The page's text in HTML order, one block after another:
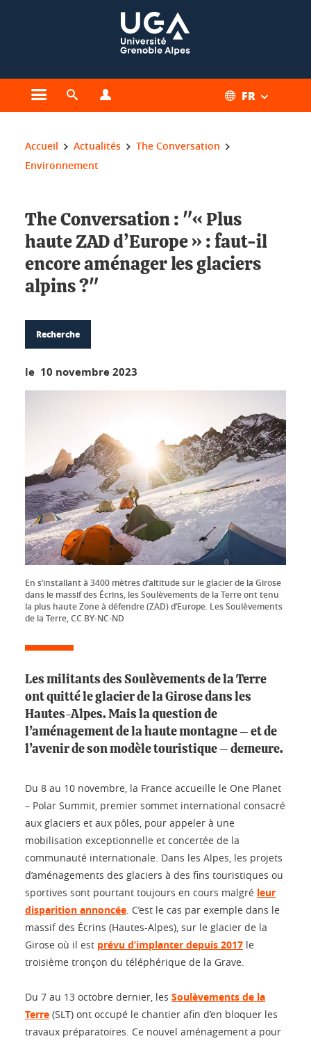
Ouvrir le menu principal
Ouvrir le moteur de recherche FR
Vous êtes ici :
Accueil Actualités
The Conversation
Environnement
The Conversation : "« Plus
haute ZAD d’Europe » : faut-il
encore aménager les glaciers
alpins ?"
Recherche
le 10 novembre 2023
En s’installant à 3400 mètres d’altitude sur le glacier de la Girose
dans le massif des Écrins, les Soulèvements de la Terre ont tenu
la plus haute Zone à défendre (ZAD) d’Europe. Les Soulèvements
de la Terre, CC BY-NC-ND
Les militants des Soulèvements de la Terre
ont quitté le glacier de la Girose dans les
Hautes-Alpes. Mais la question de
l’aménagement de la haute montagne – et de
l’avenir de son modèle touristique – demeure.
Du 8 au 10 novembre, la France accueille le One Planet
– Polar Summit, premier sommet international consacré
aux glaciers et aux pôles, pour appeler à une
mobilisation exceptionnelle et concertée de la
communauté internationale. Dans les Alpes, les projets
d’aménagements des glaciers à des fins touristiques ou
sportives sont pourtant toujours en cours malgré leur
disparition annoncée . C’est le cas par exemple dans le
massif des Écrins (Hautes-Alpes), sur le glacier de la
Girose où il est prévu d’implanter depuis 2017 le
troisième tronçon du téléphérique de la Grave.
Du 7 au 13 octobre dernier, les Soulèvements de la
Terre (SLT) ont occupé le chantier afin d’en bloquer les
travaux préparatoires. Ce nouvel aménagement a pour